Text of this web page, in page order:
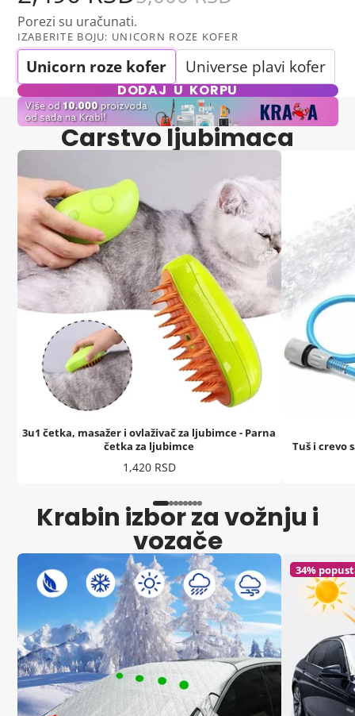
Porezi su uračunati.
IZABERITE BOJU: UNICORN ROZE KOFER
Unicorn roze kofer Universe plavi kofer
DODAJ U KORPU
Carstvo ljubimaca
3u1 četka, masažer i ovlaživač za ljubimce - Parna
četka za ljubimce
Cena
1,420 RSD
Tuš i crevo
Krabin izbor za vožnju i
vozače
34%